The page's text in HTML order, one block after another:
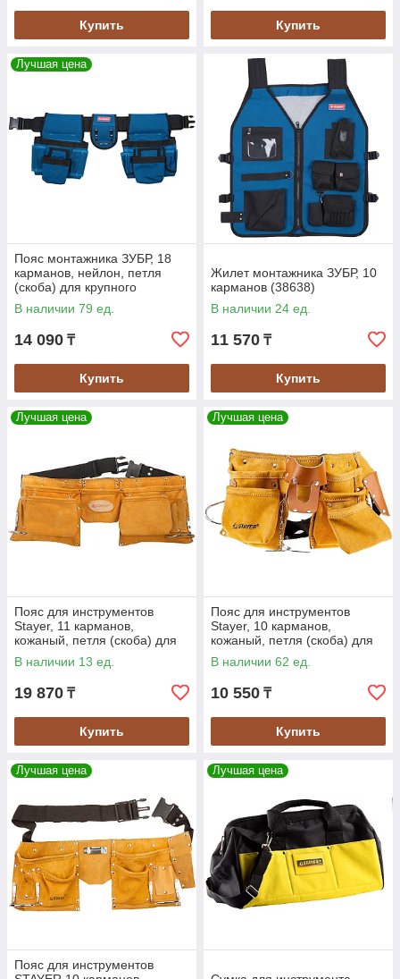
Купить Купить
Лучшая цена
Пояс монтажника ЗУБР, 18
карманов, нейлон, петля
(скоба) для крупного
инструмента (38640)
В наличии 79 ед.
14 090 ₸
Купить
Жилет монтажника ЗУБР, 10
карманов (38638)
В наличии 24 ед.
11 570 ₸
Купить
Лучшая цена
Пояс для инструментов
Stayer, 11 карманов,
кожаный, петля (скоба) для
крупного инструмента
(38520)
В наличии 13 ед.
19 870 ₸
Купить
Лучшая цена
Пояс для инструментов
Stayer, 10 карманов,
кожаный, петля (скоба) для
крупного инструмента
(38512)
В наличии 62 ед.
10 550 ₸
Купить
Лучшая цена
Пояс для инструментов
Лучшая цена